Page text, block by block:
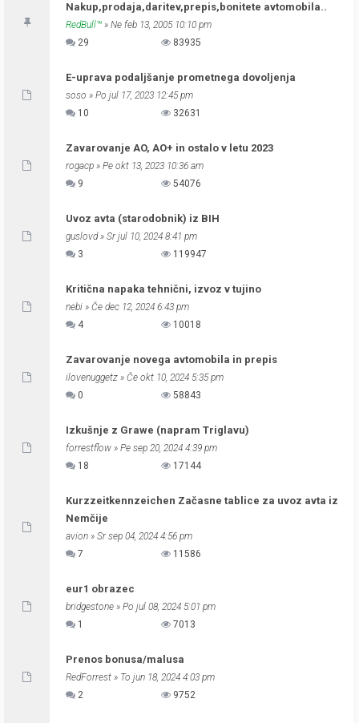
Nakup,prodaja,daritev,prepis,bonitete avtomobila..
RedBull™ » Ne feb 13, 2005 10:10 pm
29
83935
E-uprava podaljšanje prometnega dovoljenja
soso » Po jul 17, 2023 12:45 pm
10
32631
Zavarovanje AO, AO+ in ostalo v letu 2023
rogacp » Pe okt 13, 2023 10:36 am
9
54076
Uvoz avta (starodobnik) iz BIH
guslovd» Sr jul 10, 2024 8:41 pm
3
119947
Kritična napaka tehnični, izvoz v tujino
nebi » Če dec 12, 2024 6:43 pm
4
10018
Zavarovanje novega avtomobila in prepis
ilovenuggetz » Če okt 10, 2024 5:35 pm
0
58843
Izkušnje z Grawe (napram Triglavu)
forrestflow » Pe sep 20, 2024 4:39 pm
18
17144
Kurzzeitkennzeichen Začasne tablice za uvoz avta iz
Nemčije
avion » Sr sep 04, 2024 4:56 pm
7
11586
eur1 obrazec
bridgestone » Po jul 08, 2024 5:01 pm
1
7013
Prenos bonusa/malusa
RedForrest » To jun 18, 2024 4:03 pm
2
9752